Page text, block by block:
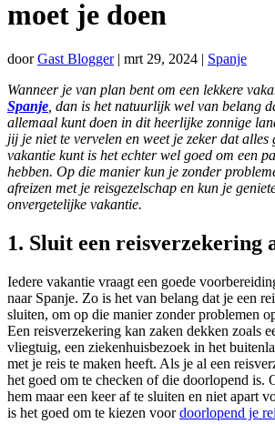
moet je doen
doorGast Blogger| mrt 29, 2024 | Spanje
Wanneer je van plan bent om een lekkere
Spanje , dan is het natuurlijk wel van belang
allemaal kunt doen in dit heerlijke zonnige
jij je niet te vervelen en weet je zeker dat alles
vakantie kunt is het echter wel goed om een
hebben. Op die manier kun je zonder
afreizen met je reisgezelschap en kun je
onvergetelijke vakantie.
1. Sluit een reisverzekering
Iedere vakantie vraagt een goede
naar Spanje. Zo is het van belang dat je een
sluiten, om op die manier zonder problemen
Een reisverzekering kan zaken dekken zoals
vliegtuig, een ziekenhuisbezoek in het
met je reis te maken heeft. Als je al een
het goed om te checken of die doorlopend is.
hem maar een keer af te sluiten en niet apart
is het goed om te kiezen voordoorlopend je